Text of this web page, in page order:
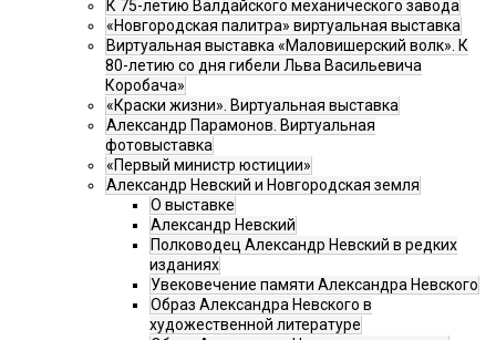
К 75-летию Валдайского механического завода
«Новгородская палитра» виртуальная выставка
Виртуальная выставка «Маловишерский волк». К
80-летию со дня гибели Льва Васильевича
Коробача»
«Краски жизни». Виртуальная выставка
Александр Парамонов. Виртуальная
фотовыставка
«Первый министр юстиции»
Александр Невский и Новгородская земля
О выставке
Александр Невский
Полководец Александр Невский в редких
изданиях
Увековечение памяти Александра Невского
Образ Александра Невского в
художественной литературе